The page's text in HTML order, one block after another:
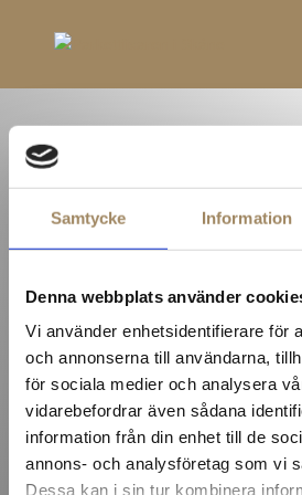
Samtycke Information
Denna webbplats använder
Vi använder enhetsidentifierare för
och annonserna till användarna,
för sociala medier och analysera
vidarebefordrar även sådana
information från din enhet till de
annons- och analysföretag som vi
Dessa kan i sin tur kombinera
Kontakt